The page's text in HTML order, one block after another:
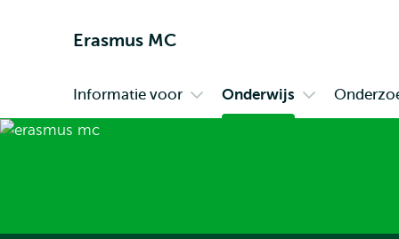
Erasmus MC
Primair
Informatie voor Onderwijs